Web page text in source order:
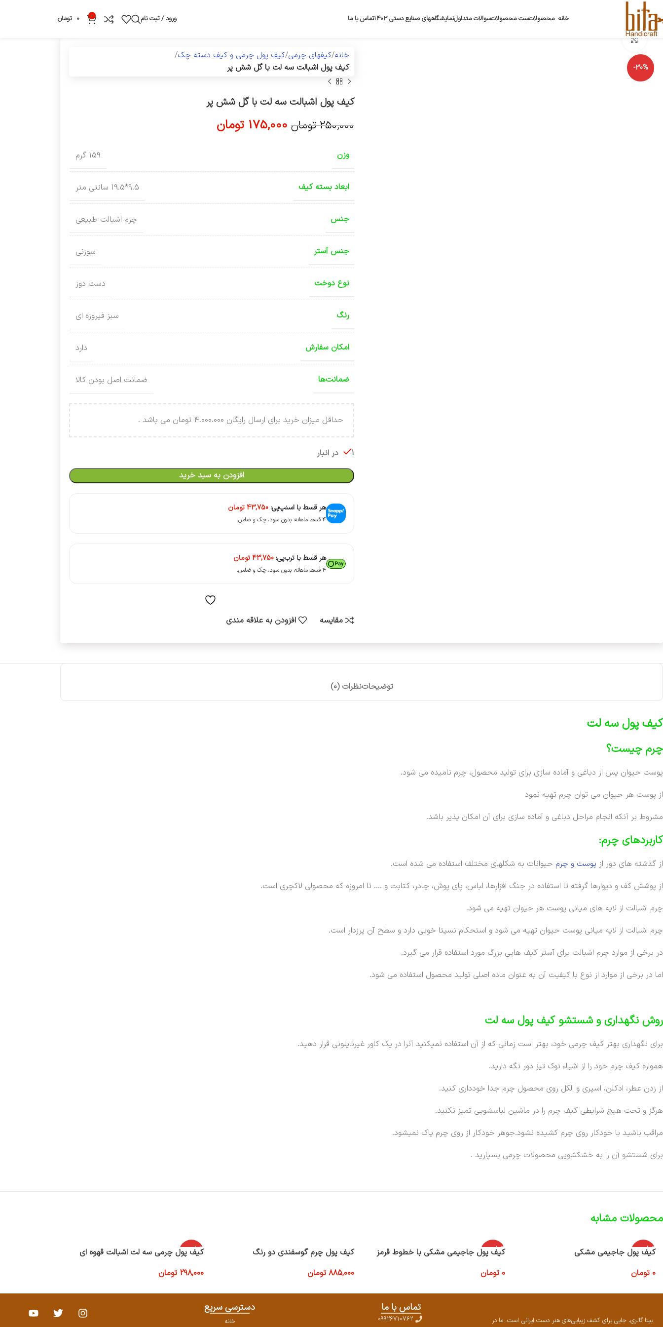
خانه محصولاتست محصولاتسوالات متداولنمایشگاههای صنایع دستی ۱۴۰۳ تماس با ما ورود / ثبت نام 0
0 تومان
-30%
خانه کیفهای چرمی کیف پول چرمی و کیف دسته چک
کیف پول اشبالت سه لت با گل شش پر
کیف پول اشبالت سه لت با گل شش پر
250,000 تومان 175,000 تومان
وزن 159 گرم
ابعاد بسته کیف 9.5*19.5 سانتی متر
جنس چرم اشبالت طبیعی
جنس آستر سوزنی
نوع دوخت دست دوز
رنگ سبز فیروزه ای
امکان سفارش دارد
ضمانت‌ها ضمانت اصل بودن کالا
حداقل میزان خرید برای ارسال رایگان 4.000.000 تومان می باشد .
1 در انبار
افزودن به سبد خرید
هر قسط با اسنپ‌پی: 43,750تومان
۴ قسط ماهانه. بدون سود، چک و ضامن.
هر قسط با ترب‌پی: 43,750تومان
۴ قسط ماهانه. بدون سود، چک و ضامن.
مقایسه افزودن به علاقه مندی
توضیحاتنظرات (0)
کیف پول سه لت
چرم چیست؟
پوست حیوان پس از دباغی و آماده سازی برای تولید محصول، چرم نامیده می شود.
از پوست هر حیوان می توان چرم تهیه نمود
مشروط بر آنکه انجام مراحل دباغی و آماده سازی برای آن امکان پذیر باشد.
کاربردهای چرم:
از گذشته های دور از پوست و چرم حیوانات به شکلهای مختلف استفاده می شده است.
از پوشش کف و دیوارها گرفته تا استفاده در جنگ افزارها، لباس، پای پوش، چادر، کتابت و …. تا امروزه که محصولی لاکچری است.
چرم اشبالت از لایه های میانی پوست هر حیوان تهیه می شود.
چرم اشبالت از لایه میانی پوست حیوان تهیه می شود و استحکام نسیتا خوبی دارد و سطح آن پرزدار است.
در برخی از موارد چرم اشبالت برای آستر کیف هایی بزرگ مورد استفاده قرار می گیرد.
اما در برخی از موارد از نوع با کیفیت آن به عنوان ماده اصلی تولید محصول استفاده می شود.
روش نگهداری و شستشو کیف پول سه لت
برای نگهداری بهتر کیف چرمی خود، بهتر است زمانی که از آن استفاده نمیکنید آنرا در یک کاور غیرنایلونی قرار دهید.
همواره کیف چرم خود را از اشیاء نوک تیز دور نگه دارید.
از زدن عطر، ادکلن، اسپری و الکل روی محصول چرم جدا خودداری کنید.
هرگز و تحت هیچ شرایطی کیف چرم را در ماشین لباسشویی تمیز نکنید.
مراقب باشید با خودکار روی چرم کشیده نشود.جوهر خودکار از روی چرم پاک نمیشود.
برای شستشو آن را به خشکشویی محصولات چرمی بسپارید .
محصولات مشابه
اتمام موج
ودی
کیف پول جاجیمی مشکی
0 تومان
اتمام موج
ودی
کیف پول جاجیمی مشکی با خطوط قرمز
0 تومان
کیف پول چرم گوسفندی دو رنگ
885,000 تومان
اتمام موج
ودی
کیف پول چرمی سه لت اشبالت قهوه ای
298,000 تومان
بیتا گالری، جایی برای کشف زیبایی‌های هنر دست ایرانی است. ما در
تماس با ما
09926710762
دسترسی سریع
خانه